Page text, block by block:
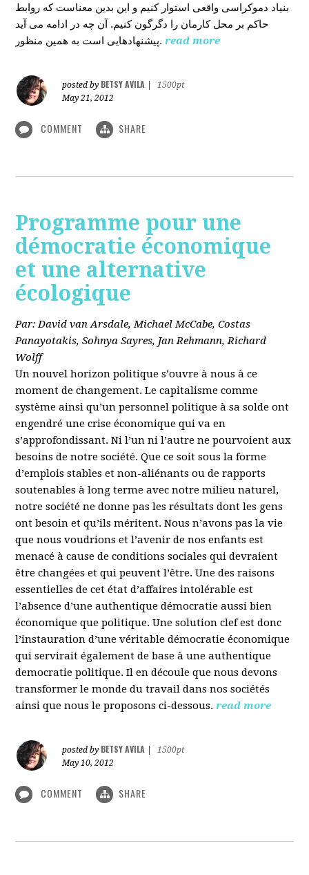
بنیاد دموکراسی واقعی استوار کنیم و این بدین معناست که روابط
حاکم بر محل کارمان را دگرگون کنیم. آن چه در ادامه می آید
پیشنهادهایی است به همین منظور. read more
posted by BETSY AVILA
1500pt
May 21, 2012
COMMENT SHARE
Programme pour une
démocratie économique
et une alternative
écologique
Par: David van Arsdale, Michael McCabe, Costas
Panayotakis, Sohnya Sayres, Jan Rehmann, Richard
Wolff
Un nouvel horizon politique s’ouvre à nous à ce
moment de changement. Le capitalisme comme
système ainsi qu’un personnel politique à sa solde ont
engendré une crise économique qui va en
s’approfondissant. Ni l’un ni l’autre ne pourvoient aux
besoins de notre société. Que ce soit sous la forme
d’emplois stables et non-aliénants ou de rapports
soutenables à long terme avec notre milieu naturel,
notre société ne donne pas les résultats dont les gens
ont besoin et qu’ils méritent. Nous n’avons pas la vie
que nous voudrions et l’avenir de nos enfants est
menacé à cause de conditions sociales qui devraient
être changées et qui peuvent l’être. Une des raisons
essentielles de cet état d’affaires intolérable est
l’absence d’une authentique démocratie aussi bien
économique que politique. Une solution clef est donc
l’instauration d’une véritable démocratie économique
qui servirait également de base à une authentique
democratie politique. Il en découle que nous devons
transformer le monde du travail dans nos sociétés
ainsi que nous le proposons ci-dessous. read more
posted by BETSY AVILA
1500pt
May 10, 2012
COMMENT SHARE